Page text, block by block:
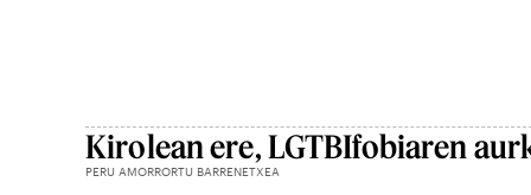
Kirolean ere, LGTBIfobiaren
PERU AMORRORTU BARRENETXEA